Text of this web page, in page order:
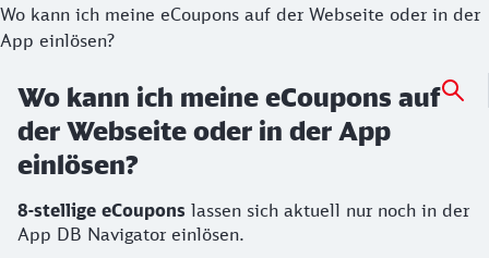
Wo kann ich meine eCoupons auf der Webseite oder in der
App einlösen?
Wo kann ich meine eCoupons auf
der Webseite oder in der App
einlösen?
8-stellige eCoupons lassen sich aktuell nur noch in der
App DB Navigator einlösen.